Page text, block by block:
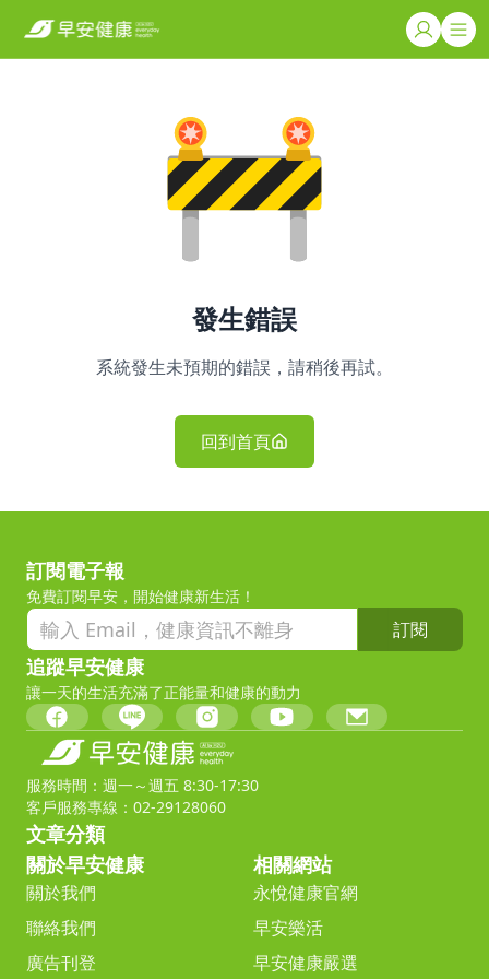
發生錯誤
系統發生未預期的錯誤，請稍後再試。
回到首頁
訂閱電子報
免費訂閱早安，開始健康新生活！
訂閱
追蹤早安健康
讓一天的生活充滿了正能量和健康的動力
服務時間：週一～週五 8:30-17:30
客戶服務專線：02-29128060
文章分類
關於早安健康
關於我們
聯絡我們
廣告刊登
相關網站
永悅健康官網
早安樂活
早安健康嚴選